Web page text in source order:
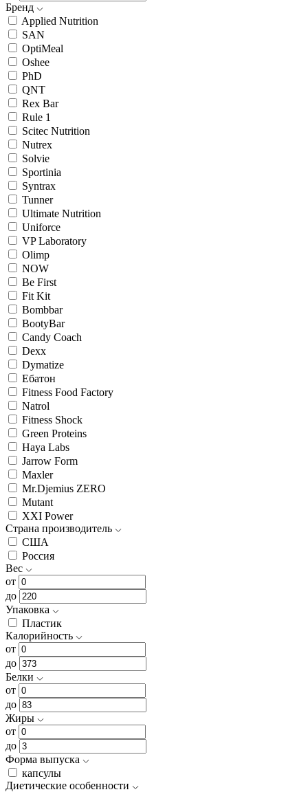
Бренд
Applied Nutrition
SAN
OptiMeal
Oshee
PhD
QNT
Rex Bar
Rule 1
Scitec Nutrition
Nutrex
Solvie
Sportinia
Syntrax
Tunner
Ultimate Nutrition
Uniforce
VP Laboratory
Olimp
NOW
Be First
Fit Kit
Bombbar
BootyBar
Candy Coach
Dexx
Dymatize
Eбатон
Fitness Food Factory
Natrol
Fitness Shock
Green Proteins
Haya Labs
Jarrow Form
Maxler
Mr.Djemius ZERO
Mutant
XXI Power
Страна производитель
США
Россия
Вес
от
до
Упаковка
Пластик
Калорийность
от
до
Белки
от
до
Жиры
от
до
Форма выпуска
капсулы
Диетические особенности